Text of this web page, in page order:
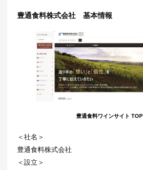
豊通食料株式会社 基本情報
豊通食料ワインサイト TOP
＜社名＞
豊通食料株式会社
＜設立＞